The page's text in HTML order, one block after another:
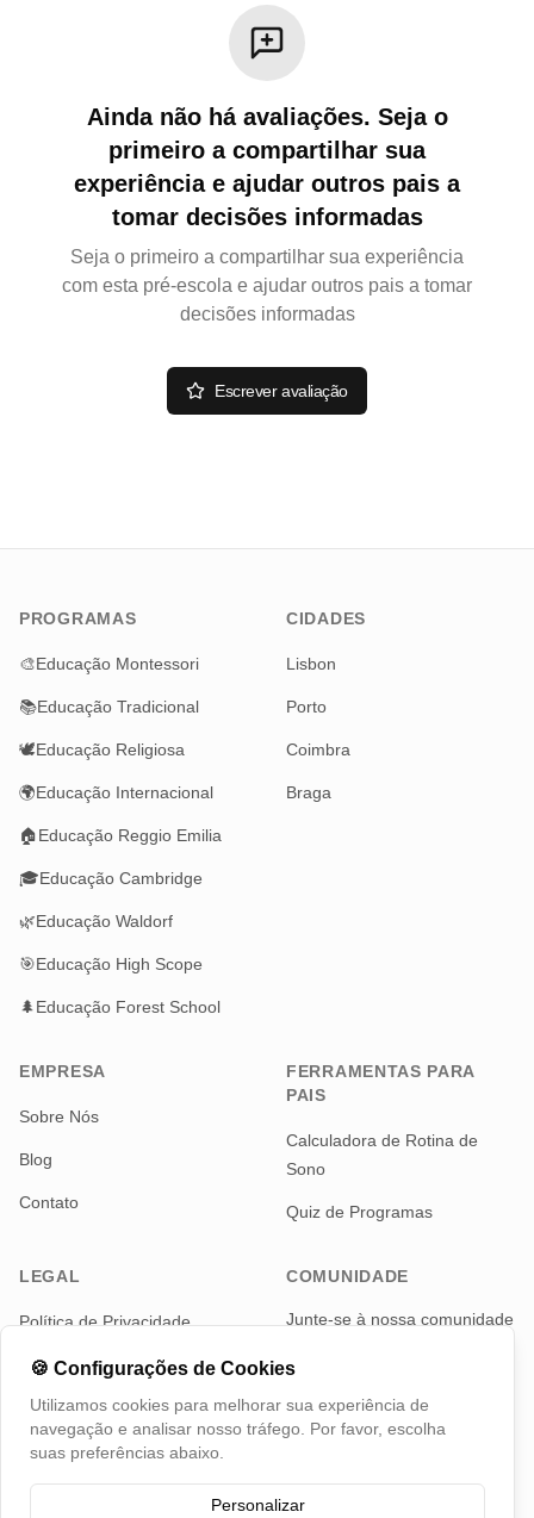
Ainda não há avaliações. Seja o
primeiro a compartilhar sua
experiência e ajudar outros pais a
tomar decisões informadas
Seja o primeiro a compartilhar sua experiência
com esta pré-escola e ajudar outros pais a tomar
decisões informadas
Escrever avaliação
PROGRAMAS
🎨Educação Montessori
📚Educação Tradicional
🕊️Educação Religiosa
🌍Educação Internacional
🏠Educação Reggio Emilia
🎓Educação Cambridge
🌿Educação Waldorf
🎯Educação High Scope
🌲Educação Forest School
CIDADES
Lisbon
Porto
Coimbra
Braga
EMPRESA
Sobre Nós
Blog
Contato
FERRAMENTAS PARA
PAIS
Calculadora de Rotina de
Sono
Quiz de Programas
LEGAL
Política de Privacidade
Termos de Serviço
COMUNIDADE
Junte-se à nossa comunidade
atualizações
Telegram
🍪 Configurações de Cookies
Utilizamos cookies para melhorar sua experiência de
navegação e analisar nosso tráfego. Por favor, escolha
suas preferências abaixo.
Personalizar